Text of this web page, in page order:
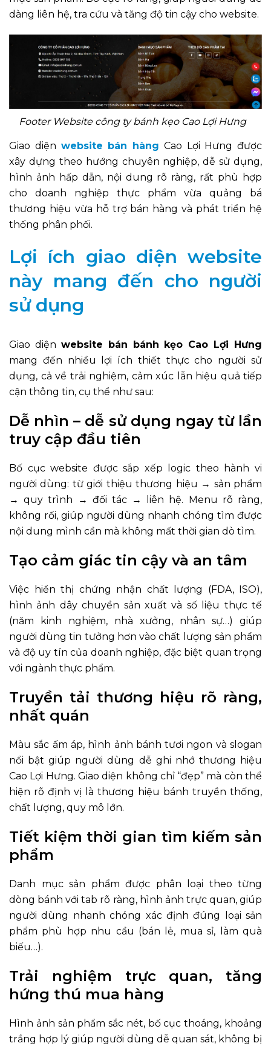
dàng liên hệ, tra cứu và tăng độ tin cậy cho website.
Footer Website công ty bánh kẹo Cao Lợi Hưng
Giao diện website bán hàng Cao Lợi Hưng được
xây dựng theo hướng chuyên nghiệp, dễ sử dụng,
hình ảnh hấp dẫn, nội dung rõ ràng, rất phù hợp
cho doanh nghiệp thực phẩm vừa quảng bá
thương hiệu vừa hỗ trợ bán hàng và phát triển hệ
thống phân phối.
Lợi ích giao diện website
này mang đến cho người
sử dụng
Giao diện website bán bánh kẹo Cao Lợi Hưng
mang đến nhiều lợi ích thiết thực cho người sử
dụng, cả về trải nghiệm, cảm xúc lẫn hiệu quả tiếp
cận thông tin, cụ thể như sau:
Dễ nhìn – dễ sử dụng ngay từ lần
truy cập đầu tiên
Bố cục website được sắp xếp logic theo hành vi
người dùng: từ giới thiệu thương hiệu → sản phẩm
→ quy trình → đối tác → liên hệ. Menu rõ ràng,
không rối, giúp người dùng nhanh chóng tìm được
nội dung mình cần mà không mất thời gian dò tìm.
Tạo cảm giác tin cậy và an tâm
Việc hiển thị chứng nhận chất lượng (FDA, ISO),
hình ảnh dây chuyền sản xuất và số liệu thực tế
(năm kinh nghiệm, nhà xưởng, nhân sự…) giúp
người dùng tin tưởng hơn vào chất lượng sản phẩm
và độ uy tín của doanh nghiệp, đặc biệt quan trọng
với ngành thực phẩm.
Truyền tải thương hiệu rõ ràng,
nhất quán
Màu sắc ấm áp, hình ảnh bánh tươi ngon và slogan
nổi bật giúp người dùng dễ ghi nhớ thương hiệu
Cao Lợi Hưng. Giao diện không chỉ “đẹp” mà còn thể
hiện rõ định vị là thương hiệu bánh truyền thống,
chất lượng, quy mô lớn.
Tiết kiệm thời gian tìm kiếm sản
phẩm
Danh mục sản phẩm được phân loại theo từng
dòng bánh với tab rõ ràng, hình ảnh trực quan, giúp
người dùng nhanh chóng xác định đúng loại sản
phẩm phù hợp nhu cầu (bán lẻ, mua sỉ, làm quà
biếu…).
Trải nghiệm trực quan, tăng
hứng thú mua hàng
Hình ảnh sản phẩm sắc nét, bố cục thoáng, khoảng
trắng hợp lý giúp người dùng dễ quan sát, không bị